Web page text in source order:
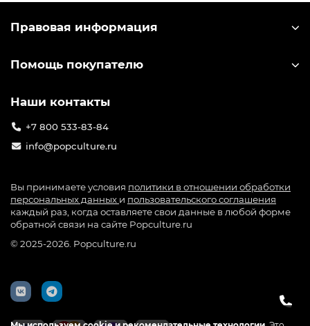
Правовая информация
Помощь покупателю
Наши контакты
+7 800 533-83-84
info@popculture.ru
Вы принимаете условия политики в отношении обработки
персональных данных и пользовательского соглашения
каждый раз, когда оставляете свои данные в любой форме
обратной связи на сайте Popculture.ru
© 2025-2026. Popculture.ru